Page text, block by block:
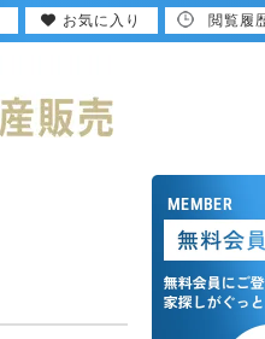
お気に入り 閲覧履